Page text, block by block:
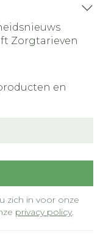
Zorgtarieven
en
zich in voor onze
privacy policy.